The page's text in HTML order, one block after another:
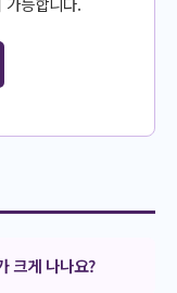
크게 나나요?